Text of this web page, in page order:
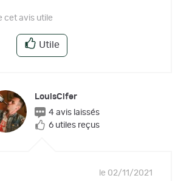
cet avis utile
Utile
LouisCifer
4 avis laissés
6 utiles reçus
le 02/11/2021